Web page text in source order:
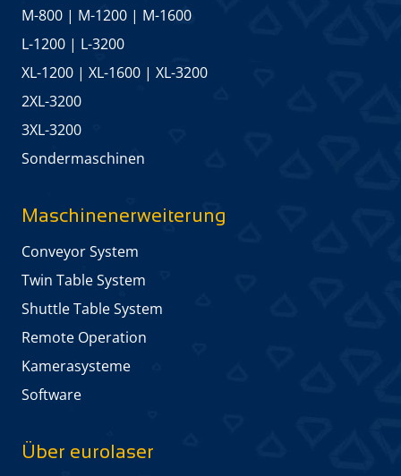
M-800 | M-1200 | M-1600
L-1200 | L-3200
XL-1200 | XL-1600 | XL-3200
2XL-3200
3XL-3200
Sonder­maschinen
Maschinen­erweiterung
Conveyor System
Twin Table System
Shuttle Table System
Remote Operation
Kamera­systeme
Software
Über eurolaser